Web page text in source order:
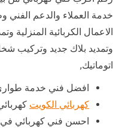
خدمة العملاء والدعم
الاعمال الكربائية المنزلية
وتمديد بلاك جديد وتركيب
اتوماتيك,
افضل فني خدمة طوارئ
كهربائي الكويت
احسن فني كهربائي في